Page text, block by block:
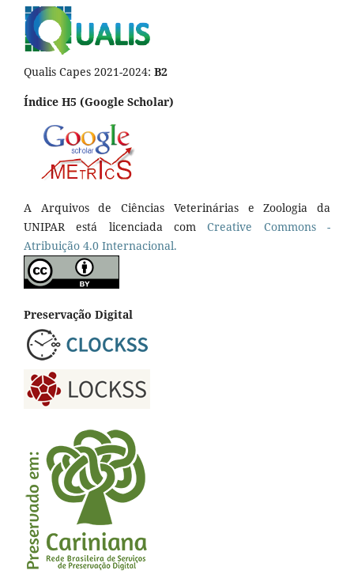
Qualis Capes 2021-2024: B2
Índice H5 (Google Scholar)
A Arquivos de Ciências Veterinárias e Zoologia da
UNIPAR está licenciada comCreative Commons -
Atribuição 4.0 Internacional.
Preservação Digital